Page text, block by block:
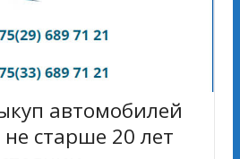
автомобилей
старше 20 лет